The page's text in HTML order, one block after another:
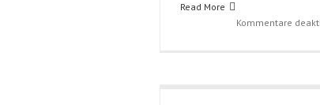
Read More
Kommentare